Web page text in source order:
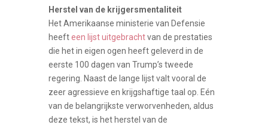
Herstel van de krijgersmentaliteit
Het Amerikaanse ministerie van Defensie
heefteen lijst uitgebrachtvan de prestaties
die het in eigen ogen heeft geleverd in de
eerste 100 dagen van Trump’s tweede
regering. Naast de lange lijst valt vooral de
zeer agressieve en krijgshaftige taal op. Eén
van de belangrijkste verworvenheden, aldus
deze tekst, is het herstel van de